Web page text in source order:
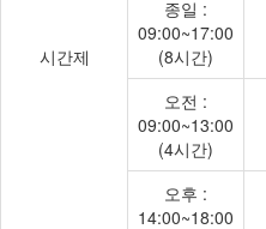
시간제
종일 :
09:00~17:00
(8시간)
오전 :
09:00~13:00
(4시간)
오후 :
14:00~18:00